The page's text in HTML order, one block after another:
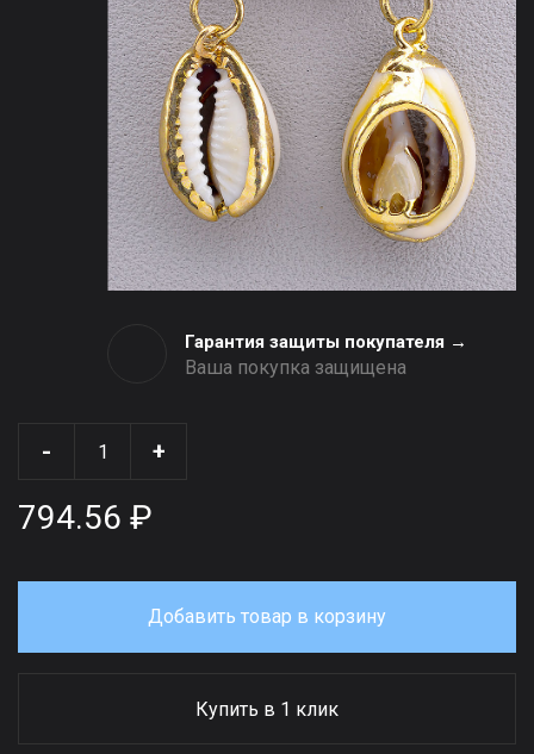
Гарантия защиты покупателя →
Ваша покупка защищена
- +
794.56 ₽
Добавить товар в корзину
Купить в 1 клик